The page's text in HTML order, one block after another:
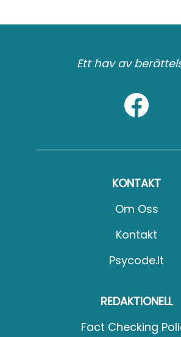
Ett hav av
KONTAKT
Om Oss
Kontakt
Psycode.it
REDAKTIONELL
Fact Checking